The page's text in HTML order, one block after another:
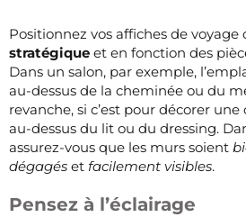
Positionnez vos affiches de voyage
stratégique et en fonction des
Dans un salon, par exemple,
au-dessus de la cheminée ou du
revanche, si c’est pour décorer
au-dessus du lit ou du dressing.
assurez-vous que les murs soient
dégagés et facilement visibles.
Pensez à l’éclairage